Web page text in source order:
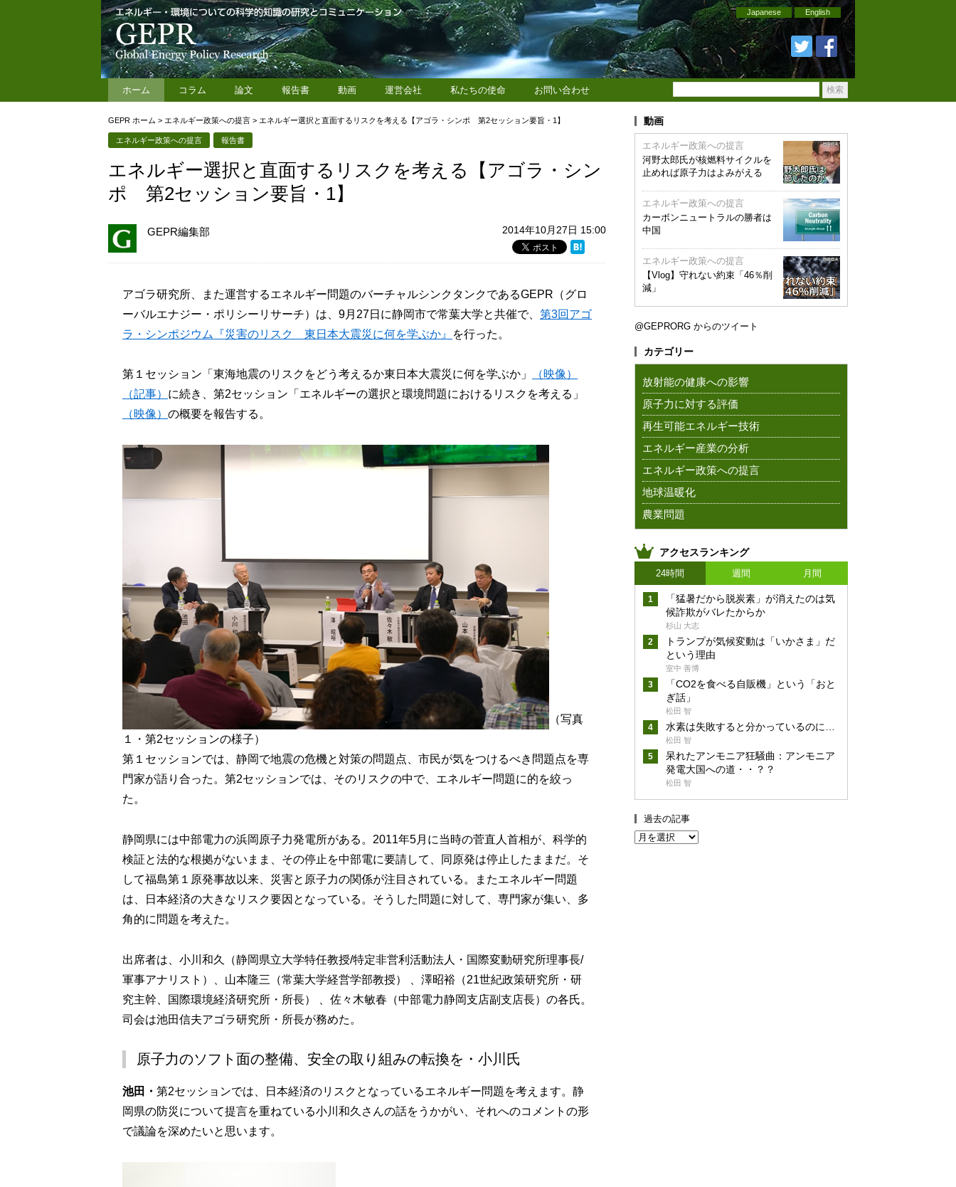
Japanese English
ホーム コラム 論文 報告書 動画 運営会社 私たちの使命 お問い合わせ
GEPR ホーム > エネルギー政策への提言 > エネルギー選択と直面するリスクを考える【アゴラ・シンポ 第2セッション要旨・1】
エネルギー政策への提言 報告書
エネルギー選択と直面するリスクを考える【アゴラ・シン
ポ 第2セッション要旨・1】
2014年10月27日 15:00
GEPR編集部
アゴラ研究所、また運営するエネルギー問題のバーチャルシンクタンクであるGEPR（グロ
ーバルエナジー・ポリシーリサーチ）は、9月27日に静岡市で常葉大学と共催で、 第3回アゴ
ラ・シンポジウム『災害のリスク 東日本大震災に何を学ぶか』
を行った。
第１セッション「東海地震のリスクをどう考えるか東日本大震災に何を学ぶか」
（映像）
（記事） に続き、第2セッション「エネルギーの選択と環境問題におけるリスクを考える」
（映像） の概要を報告する。
（写真
１・第2セッションの様子）
第１セッションでは、静岡で地震の危機と対策の問題点、市民が気をつけるべき問題点を専
門家が語り合った。第2セッションでは、そのリスクの中で、エネルギー問題に的を絞っ
た。
静岡県には中部電力の浜岡原子力発電所がある。2011年5月に当時の菅直人首相が、科学的
検証と法的な根拠がないまま、その停止を中部電に要請して、同原発は停止したままだ。そ
して福島第１原発事故以来、災害と原子力の関係が注目されている。またエネルギー問題
は、日本経済の大きなリスク要因となっている。そうした問題に対して、専門家が集い、多
角的に問題を考えた。
出席者は、小川和久（静岡県立大学特任教授/特定非営利活動法人・国際変動研究所理事長/
軍事アナリスト）、山本隆三（常葉大学経営学部教授） 、澤昭裕（21世紀政策研究所・研
究主幹、国際環境経済研究所・所長） 、佐々木敏春（中部電力静岡支店副支店長）の各氏。
司会は池田信夫アゴラ研究所・所長が務めた。
原子力のソフト面の整備、安全の取り組みの転換を・小川氏
池田・ 第2セッションでは、日本経済のリスクとなっているエネルギー問題を考えます。静
岡県の防災について提言を重ねている小川和久さんの話をうかがい、それへのコメントの形
で議論を深めたいと思います。
動画
エネルギー政策への提言
河野太郎氏が核燃料サイクルを
止めれば原子力はよみがえる
エネルギー政策への提言
カーボンニュートラルの勝者は
中国
エネルギー政策への提言
【Vlog】守れない約束「46％削
減」
@GEPRORG からのツイート
カテゴリー
放射能の健康への影響
原子力に対する評価
再生可能エネルギー技術
エネルギー産業の分析
エネルギー政策への提言
地球温暖化
農業問題
アクセスランキング
24時間 週間 月間
「猛暑だから脱炭素」が消えたのは気
候詐欺がバレたからか
杉山 大志
トランプが気候変動は「いかさま」だ
という理由
室中 善博
「CO2を食べる自販機」という「おと
ぎ話」
松田 智
水素は失敗すると分かっているのに…
松田 智
呆れたアンモニア狂騒曲：アンモニア
発電大国への道・・？？
松田 智
過去の記事